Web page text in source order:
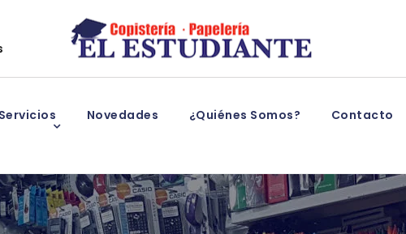
Servicios Novedades ¿Quiénes Somos? Contacto